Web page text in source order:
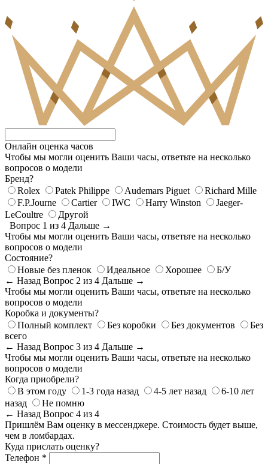
Онлайн оценка часов
Чтобы мы могли оценить Ваши часы, ответьте на несколько
вопросов о модели
Бренд?
Rolex
Patek Philippe Audemars Piguet
Richard Mille
F.P.Journe
Cartier IWC Harry Winston
Jaeger-
LeCoultre
Другой
Вопрос 1 из 4 Дальше →
Чтобы мы могли оценить Ваши часы, ответьте на несколько
вопросов о модели
Состояние?
Новые без пленок
Идеальное Хорошее
Б/У
← Назад Вопрос 2 из 4 Дальше →
Чтобы мы могли оценить Ваши часы, ответьте на несколько
вопросов о модели
Коробка и документы?
Полный комплект
Без коробки Без документов
Без
всего
← Назад Вопрос 3 из 4 Дальше →
Чтобы мы могли оценить Ваши часы, ответьте на несколько
вопросов о модели
Когда приобрели?
В этом году
1-3 года назад 4-5 лет назад
6-10 лет
назад
Не помню
← Назад Вопрос 4 из 4
Пришлём Вам оценку в мессенджере. Стоимость будет выше,
чем в ломбардах.
Куда прислать оценку?
Телефон *